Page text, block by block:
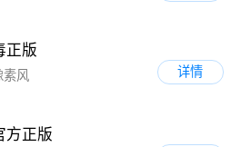
正版
风
详情
方正版